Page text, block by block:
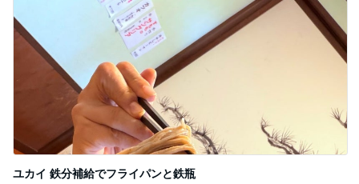
ユカイ 鉄分補給でフライパンと鉄瓶